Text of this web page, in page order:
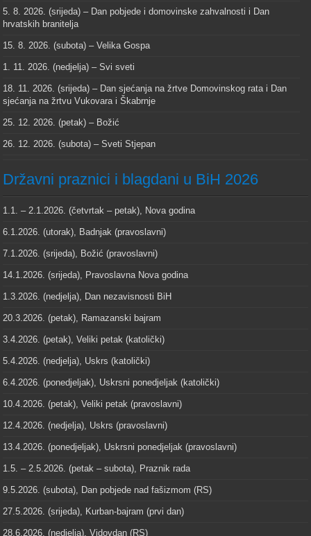
5. 8. 2026. (srijeda) – Dan pobjede i domovinske zahvalnosti i Dan
hrvatskih branitelja
15. 8. 2026. (subota) – Velika Gospa
1. 11. 2026. (nedjelja) – Svi sveti
18. 11. 2026. (srijeda) – Dan sjećanja na žrtve Domovinskog rata i Dan
sjećanja na žrtvu Vukovara i Škabrnje
25. 12. 2026. (petak) – Božić
26. 12. 2026. (subota) – Sveti Stjepan
Državni praznici i blagdani u BiH 2026
1.1. – 2.1.2026. (četvrtak – petak), Nova godina
6.1.2026. (utorak), Badnjak (pravoslavni)
7.1.2026. (srijeda), Božić (pravoslavni)
14.1.2026. (srijeda), Pravoslavna Nova godina
1.3.2026. (nedjelja), Dan nezavisnosti BiH
20.3.2026. (petak), Ramazanski bajram
3.4.2026. (petak), Veliki petak (katolički)
5.4.2026. (nedjelja), Uskrs (katolički)
6.4.2026. (ponedjeljak), Uskrsni ponedjeljak (katolički)
10.4.2026. (petak), Veliki petak (pravoslavni)
12.4.2026. (nedjelja), Uskrs (pravoslavni)
13.4.2026. (ponedjeljak), Uskrsni ponedjeljak (pravoslavni)
1.5. – 2.5.2026. (petak – subota), Praznik rada
9.5.2026. (subota), Dan pobjede nad fašizmom (RS)
27.5.2026. (srijeda), Kurban-bajram (prvi dan)
28.6.2026. (nedjelja), Vidovdan (RS)